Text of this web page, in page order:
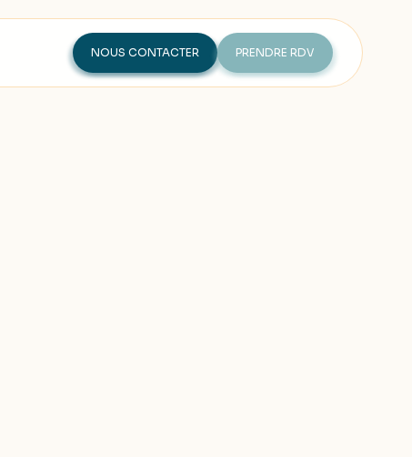
NOUS CONTACTER PRENDRE RDV